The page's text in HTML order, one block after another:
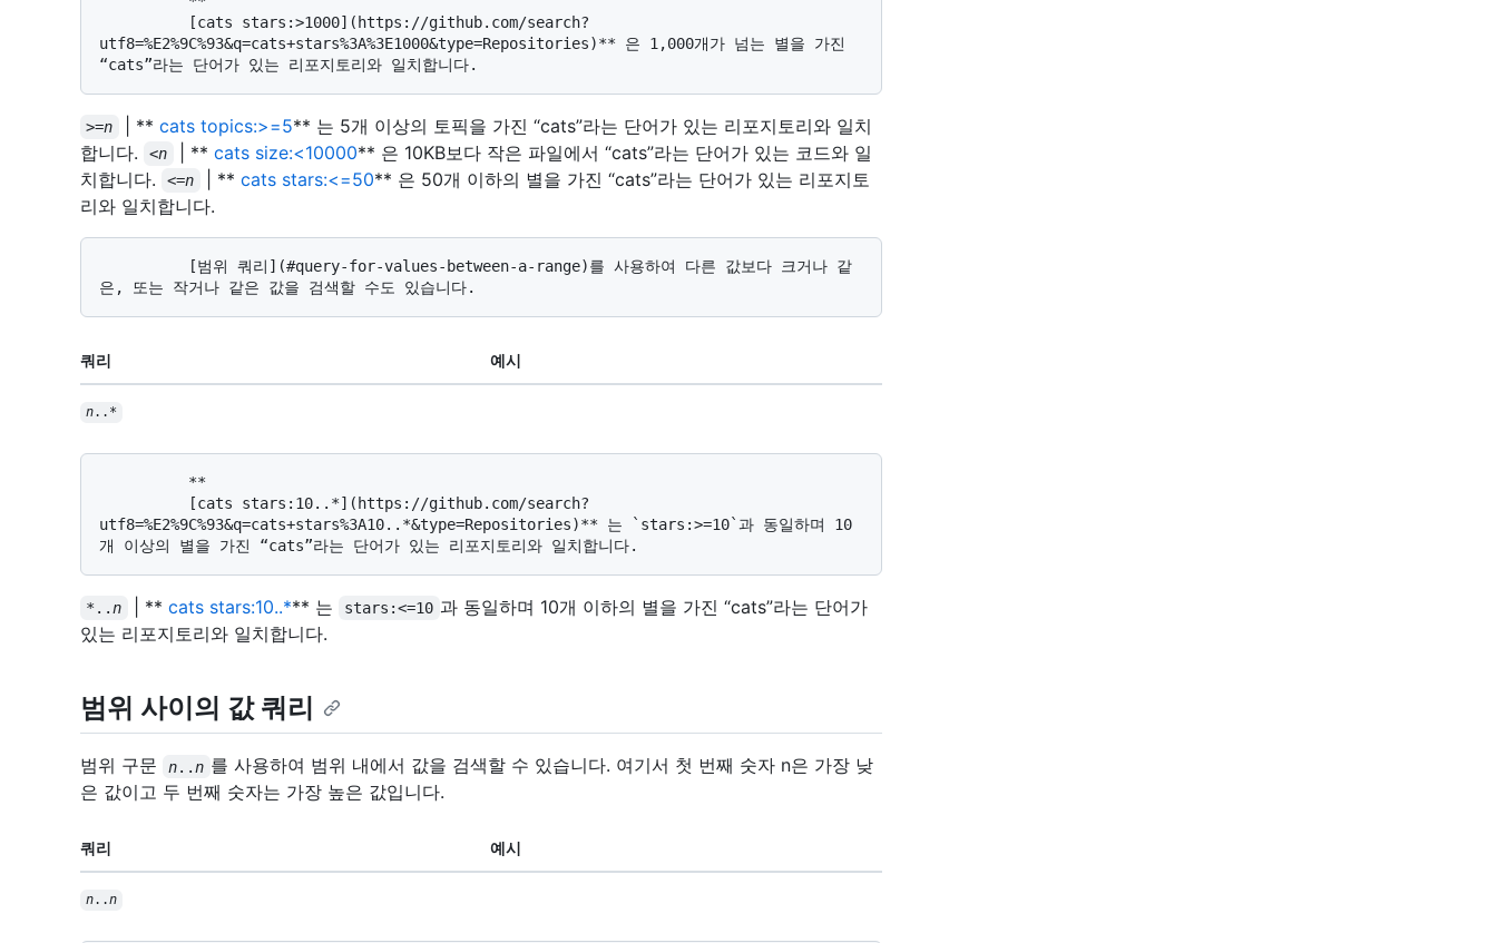
utf8=%E2%9C%93&q=cats+stars%3A%3E1000&type=Repositories)** 은 1,000개가 넘는 별을 가진
>=n | ** cats topics:>=5** 는 5개 이상의 토픽을 가진 “cats”라는 단어가 있는 리포지토리와 일치
합니다.
<n | ** cats size:<10000** 은 10KB보다 작은 파일에서 “cats”라는 단어가 있는 코드와 일
치합니다.
<=n | ** cats stars:<=50** 은 50개 이하의 별을 가진 “cats”라는 단어가 있는 리포지토
리와 일치합니다.
쿼리 예시
n..*
utf8=%E2%9C%93&q=cats+stars%3A10..*&type=Repositories)** 는 `stars:>=10`과 동일하며 10
*..n | ** cats stars:10..*** 는 stars:<=10 과 동일하며 10개 이하의 별을 가진 “cats”라는 단어가
있는 리포지토리와 일치합니다.
범위 사이의 값 쿼리
범위 구문 n..n 를 사용하여 범위 내에서 값을 검색할 수 있습니다. 여기서 첫 번째 숫자 n은 가장 낮
은 값이고 두 번째 숫자는 가장 높은 값입니다.
쿼리 예시
n..n